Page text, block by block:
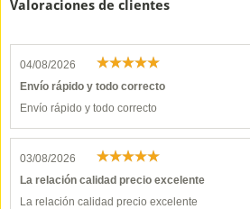
Valoraciones de clientes
04/08/2026
Envío rápido y todo correcto
Envío rápido y todo correcto
03/08/2026
La relación calidad precio excelente
La relación calidad precio excelente